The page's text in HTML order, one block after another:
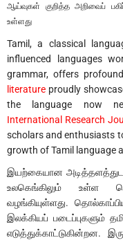
ஆய்வுகள் குறித்த அறிவைப்
உள்ளது
Tamil, a classical
influenced languages
grammar, offers
literature proudly
the language now
International Research
scholars and enthusiasts
growth of Tamil language
இயற்கையான
உலகெங்கிலும் உள்ள
வழங்கியுள்ளது.
இலக்கியப் படைப்புகளும்
எடுத்துக்காட்டுகின்றன.